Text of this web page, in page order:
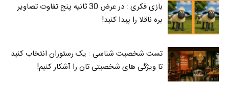
بازی فکری : در عرض 30 ثانیه پنج تفاوت تصاویر
بره ناقلا را پیدا کنید!
تست شخصیت شناسی : یک رستوران انتخاب کنید
تا ویژگی های شخصیتی تان را آشکار کنیم!